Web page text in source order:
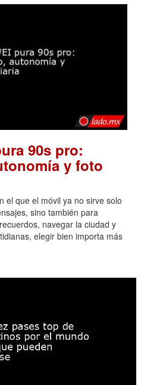
90s pro:
y foto
el que el móvil ya no sirve solo
sino también para
navegar la ciudad y
elegir bien importa más